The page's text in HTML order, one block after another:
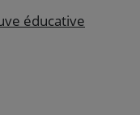
éducative